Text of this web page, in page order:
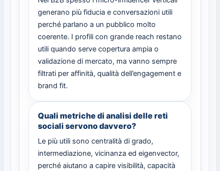
generano più fiducia e conversazioni utili
perché parlano a un pubblico molto
coerente. I profili con grande reach restano
utili quando serve copertura ampia o
validazione di mercato, ma vanno sempre
filtrati per affinità, qualità dell’engagement e
brand fit.
Quali metriche di analisi delle reti
sociali servono davvero?
Le più utili sono centralità di grado,
intermediazione, vicinanza ed eigenvector,
perché aiutano a capire visibilità, capacità